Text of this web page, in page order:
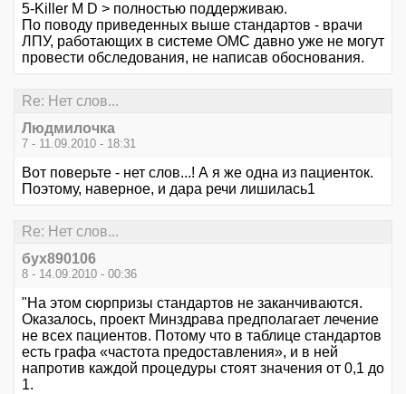
5-Killer M D > полностью поддерживаю.
По поводу приведенных выше стандартов - врачи
ЛПУ, работающих в системе ОМС давно уже не могут
провести обследования, не написав обоснования.
Re: Нет слов...
Людмилочка
7 - 11.09.2010 - 18:31
Вот поверьте - нет слов...! А я же одна из пациенток.
Поэтому, наверное, и дара речи лишилась1
Re: Нет слов...
бух890106
8 - 14.09.2010 - 00:36
"На этом сюрпризы стандартов не заканчиваются.
Оказалось, проект Минздрава предполагает лечение
не всех пациентов. Потому что в таблице стандартов
есть графа «частота предоставления», и в ней
напротив каждой процедуры стоят значения от 0,1 до
1.